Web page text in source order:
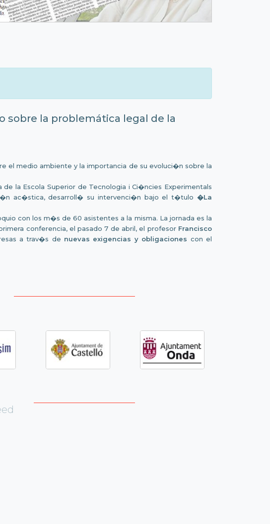
sobre la problemática legal de la
el medio ambiente y la importancia de su evoluci�n sobre la
de la Escola Superior de Tecnologia i Ci�ncies Experimentals
ac�stica, desarroll� su intervenci�n bajo el t�tulo�La
con los m�s de 60 asistentes a la misma. La jornada es la
conferencia, el pasado 7 de abril, el profesor Francisco
a trav�s de nuevas exigencias y obligaciones con el